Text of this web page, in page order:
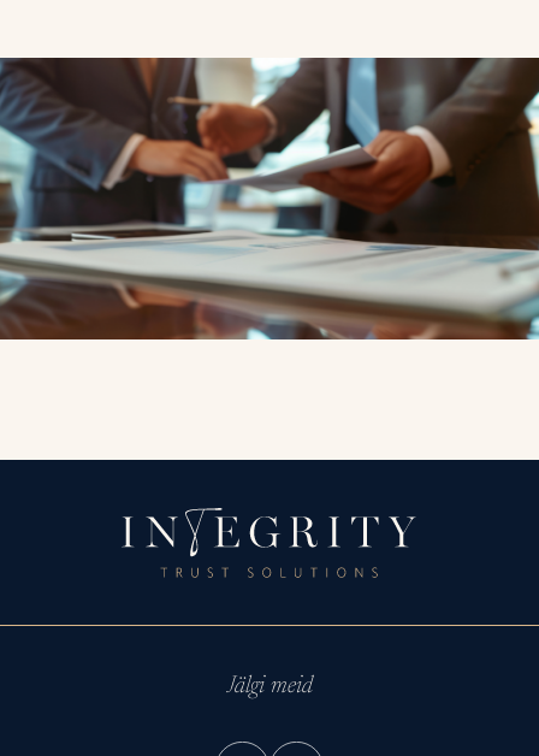
Jälgi meid